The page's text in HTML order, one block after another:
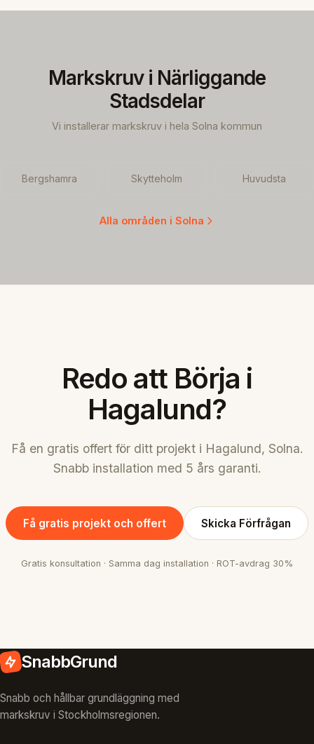
Markskruv i Närliggande
Stadsdelar
Vi installerar markskruv i hela Solna kommun
Bergshamra Skytteholm Huvudsta
Alla områden i Solna
Redo att Börja i
Hagalund?
Få en gratis offert för ditt projekt i Hagalund, Solna.
Snabb installation med 5 års garanti.
Få gratis projekt och offert Skicka Förfrågan
Gratis konsultation · Samma dag installation · ROT-avdrag 30%
SnabbGrund
Snabb och hållbar grundläggning med
markskruv i Stockholmsregionen.